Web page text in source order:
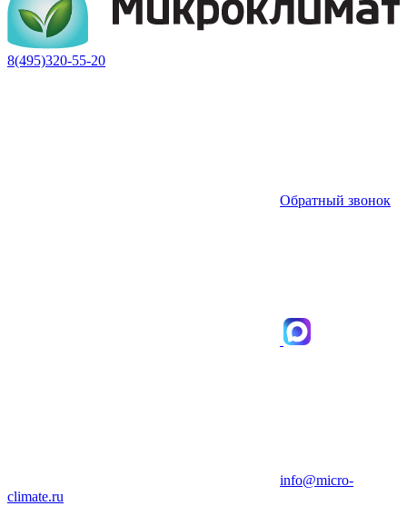
8(495)320-55-20
Обратный звонок
info@micro-
climate.ru